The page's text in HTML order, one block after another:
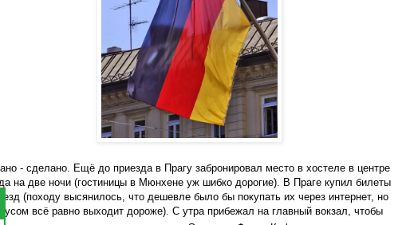
- сделано. Ещё до приезда в Прагу забронировал место в хостеле в центре
на две ночи (гостиницы в Мюнхене уж шибко дорогие). В Праге купил билеты
(походу высянилось, что дешевле было бы покупать их через интернет, но
всё равно выходит дороже). С утра прибежал на главный вокзал, чтобы